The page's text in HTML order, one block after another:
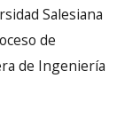
Salesiana
de
de Ingeniería